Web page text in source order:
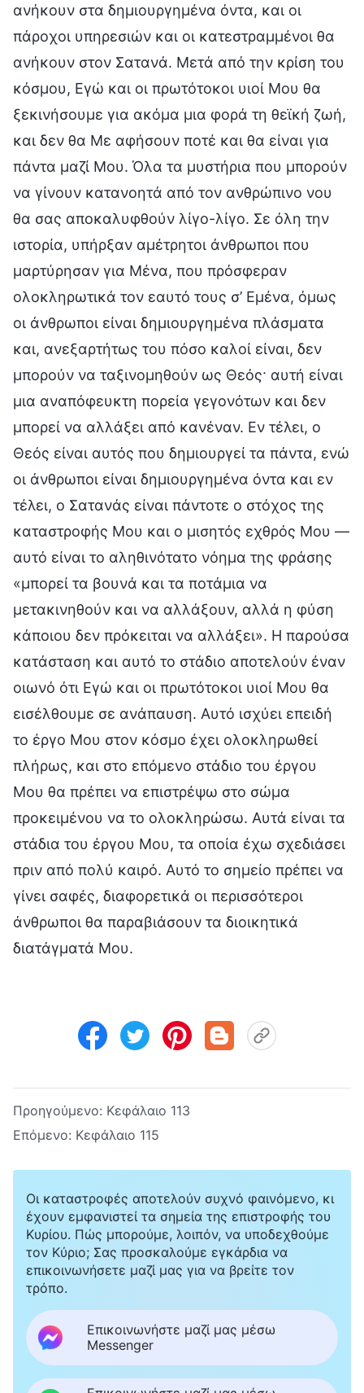
ανήκουν στα δημιουργημένα όντα, και οι
πάροχοι υπηρεσιών και οι κατεστραμμένοι θα
ανήκουν στον Σατανά. Μετά από την κρίση του
κόσμου, Εγώ και οι πρωτότοκοι υιοί Μου θα
ξεκινήσουμε για ακόμα μια φορά τη θεϊκή ζωή,
και δεν θα Με αφήσουν ποτέ και θα είναι για
πάντα μαζί Μου. Όλα τα μυστήρια που μπορούν
να γίνουν κατανοητά από τον ανθρώπινο νου
θα σας αποκαλυφθούν λίγο-λίγο. Σε όλη την
ιστορία, υπήρξαν αμέτρητοι άνθρωποι που
μαρτύρησαν για Μένα, που πρόσφεραν
ολοκληρωτικά τον εαυτό τους σ’ Εμένα, όμως
οι άνθρωποι είναι δημιουργημένα πλάσματα
και, ανεξαρτήτως του πόσο καλοί είναι, δεν
μπορούν να ταξινομηθούν ως Θεός· αυτή είναι
μια αναπόφευκτη πορεία γεγονότων και δεν
μπορεί να αλλάξει από κανέναν. Εν τέλει, ο
Θεός είναι αυτός που δημιουργεί τα πάντα, ενώ
οι άνθρωποι είναι δημιουργημένα όντα και εν
τέλει, ο Σατανάς είναι πάντοτε ο στόχος της
καταστροφής Μου και ο μισητός εχθρός Μου —
αυτό είναι το αληθινότατο νόημα της φράσης
«μπορεί τα βουνά και τα ποτάμια να
μετακινηθούν και να αλλάξουν, αλλά η φύση
κάποιου δεν πρόκειται να αλλάξει». Η παρούσα
κατάσταση και αυτό το στάδιο αποτελούν έναν
οιωνό ότι Εγώ και οι πρωτότοκοι υιοί Μου θα
εισέλθουμε σε ανάπαυση. Αυτό ισχύει επειδή
το έργο Μου στον κόσμο έχει ολοκληρωθεί
πλήρως, και στο επόμενο στάδιο του έργου
Μου θα πρέπει να επιστρέψω στο σώμα
προκειμένου να το ολοκληρώσω. Αυτά είναι τα
στάδια του έργου Μου, τα οποία έχω σχεδιάσει
πριν από πολύ καιρό. Αυτό το σημείο πρέπει να
γίνει σαφές, διαφορετικά οι περισσότεροι
άνθρωποι θα παραβιάσουν τα διοικητικά
διατάγματά Μου.
Προηγούμενο: Κεφάλαιο 113
Επόμενο: Κεφάλαιο 115
Οι καταστροφές αποτελούν συχνό φαινόμενο, κι
έχουν εμφανιστεί τα σημεία της επιστροφής του
Κυρίου. Πώς μπορούμε, λοιπόν, να υποδεχθούμε
τον Κύριο; Σας προσκαλούμε εγκάρδια να
επικοινωνήσετε μαζί μας για να βρείτε τον
τρόπο.
Επικοινωνήστε μαζί μας μέσω
Messenger